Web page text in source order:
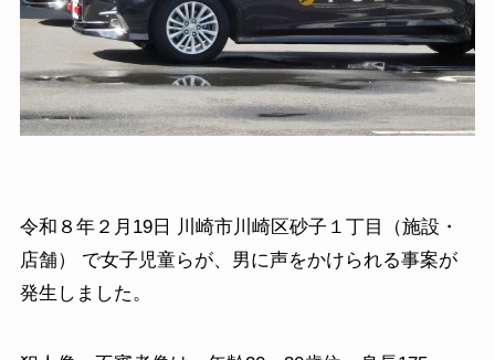
令和８年２月19日 川崎市川崎区砂子１丁目（施設・
店舗） で女子児童らが、男に声をかけられる事案が
発生しました。